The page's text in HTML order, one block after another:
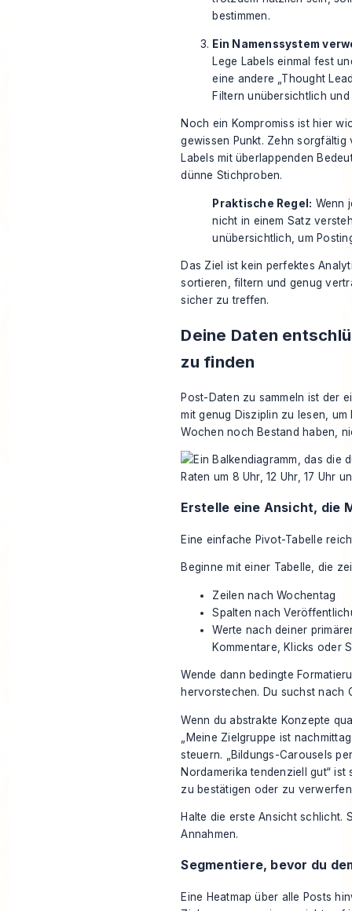
bestimmen.
Ein Namenssystem
Lege Labels einmal fest
eine andere „Thought
Filtern unübersichtlich
Noch ein Kompromiss ist hier
gewissen Punkt. Zehn
Labels mit überlappenden
dünne Stichproben.
Praktische Regel: Wenn
nicht in einem Satz
unübersichtlich, um
Das Ziel ist kein perfektes
sortieren, filtern und genug
sicher zu treffen.
Deine Daten
zu finden
Post-Daten zu sammeln ist der
mit genug Disziplin zu lesen,
Wochen noch Bestand haben,
Erstelle eine Ansicht, die
Eine einfache Pivot-Tabelle
Beginne mit einer Tabelle, die
Zeilen nach Wochentag
Spalten nach
Werte nach deiner
Kommentare, Klicks oder
Wende dann bedingte
hervorstechen. Du suchst nach
Wenn duabstrakte Konzepte
„Meine Zielgruppe ist
steuern. „Bildungs-Carousels
Nordamerika tendenziell gut“
zu bestätigen oder zu
Halte die erste Ansicht schlicht.
Annahmen.
Segmentiere, bevor du
Eine Heatmap über alle Posts